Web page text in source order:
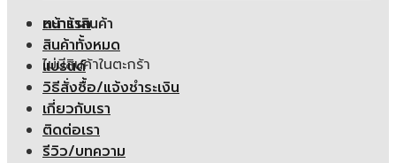
ตะกร้าสินค้า
ไม่มีสินค้าในตะกร้า
หน้าแรก
สินค้าทั้งหมด
แบรนด์
วิธีสั่งซื้อ/แจ้งชำระเงิน
เกี่ยวกับเรา
ติดต่อเรา
รีวิว/บทความ